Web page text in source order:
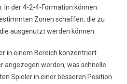
In der 4-2-4-Formation können
Zonen schaffen, die zu
ausgenutzt werden können.
in einem Bereich konzentriert
angezogen werden, was schnelle
Spieler in einer besseren Position